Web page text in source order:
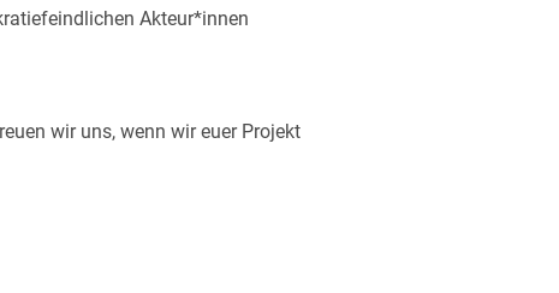
Akteur*innen
wir uns, wenn wir euer Projekt